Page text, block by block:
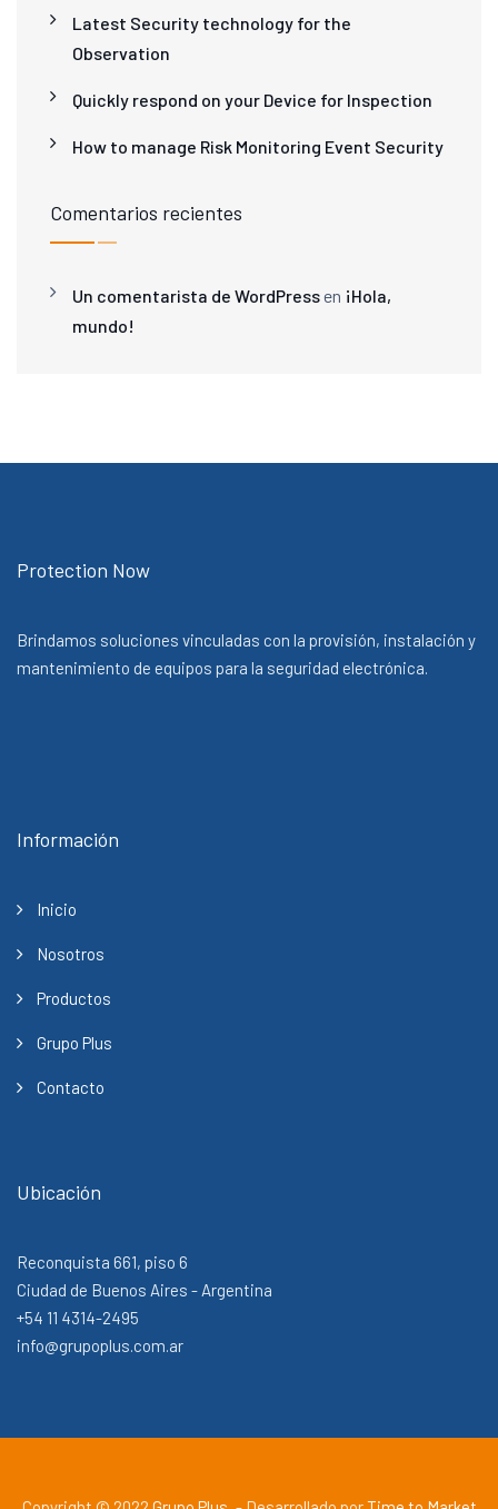
Latest Security technology for the
Observation
Quickly respond on your Device for Inspection
How to manage Risk Monitoring Event Security
Comentarios recientes
Un comentarista de WordPressen ¡Hola,
mundo!
Protection Now
Brindamos soluciones vinculadas con la provisión, instalación y
mantenimiento de equipos para la seguridad electrónica.
Información
Inicio
Nosotros
Productos
Grupo Plus
Contacto
Ubicación
Reconquista 661, piso 6
Ciudad de Buenos Aires - Argentina
+54 11 4314-2495
info@grupoplus.com.ar